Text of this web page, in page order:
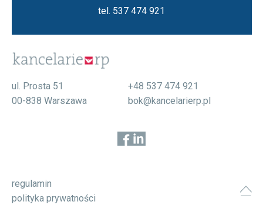
tel. 537 474 921
ul. Prosta 51
00-838 Warszawa
+48 537 474 921
bok@kancelarierp.pl
regulamin
polityka prywatności